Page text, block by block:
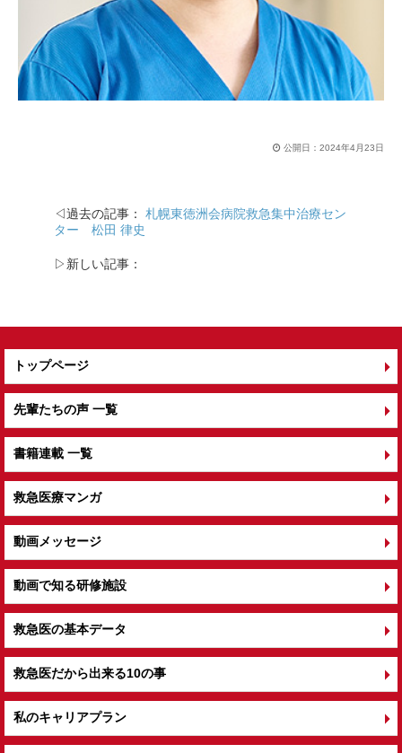
公開日： 2024年4月23日
◁過去の記事： 札幌東徳洲会病院救急集中治療セン
ター 松田 律史
▷新しい記事：
トップページ
先輩たちの声 一覧
書籍連載 一覧
救急医療マンガ
動画メッセージ
動画で知る研修施設
救急医の基本データ
救急医だから出来る10の事
私のキャリアプラン